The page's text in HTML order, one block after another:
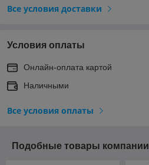
Все условия доставки
Условия оплаты
Онлайн-оплата картой
Наличными
Все условия оплаты
Подобные товары компании